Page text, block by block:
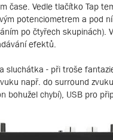
čase. Vedle tlačítko Tap
potenciometrem a pod
po čtyřech skupinách).
efektů.
sluchátka - při troše
např. do surround
chybí), USB pro